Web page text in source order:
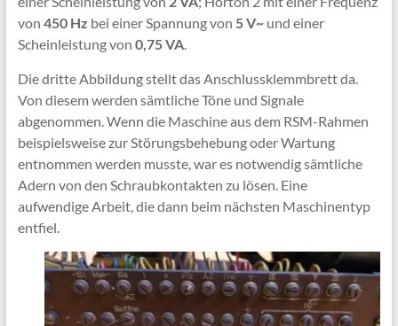
von 450 Hz bei einer Spannung von 5 V~und einer
Scheinleistung von 0,75 VA.
Die dritte Abbildung stellt das Anschlussklemmbrett da.
Von diesem werden sämtliche Töne und Signale
abgenommen. Wenn die Maschine aus dem RSM-Rahmen
beispielsweise zur Störungsbehebung oder Wartung
entnommen werden musste, war es notwendig sämtliche
Adern von den Schraubkontakten zu lösen. Eine
aufwendige Arbeit, die dann beim nächsten Maschinentyp
entfiel.